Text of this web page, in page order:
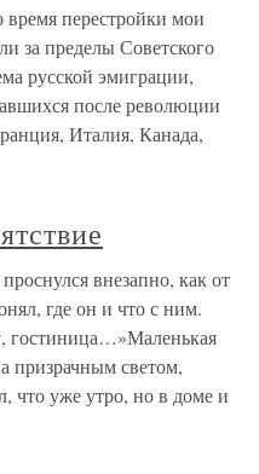
перестройки мои
за пределы Советского
русской эмиграции,
после революции
Италия, Канада,
внезапно, как от
где он и что с ним.
гостиница…»Маленькая
призрачным светом,
что уже утро, но в доме и